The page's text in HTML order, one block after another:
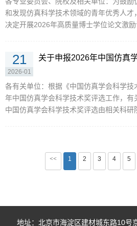
和发现仿真科学技术领域的青年优秀人
决定开展2026年高质量博士学位论文激励
21
2026-01
关于申报2026年中国仿真
各有关单位：根据《中国仿真学会科学
年中国仿真学会科学技术奖评选工作，
中国仿真学会科学技术奖评选由相关科研
<< 1 2 3 4 5
地址：北京市海淀区建材城东路10号